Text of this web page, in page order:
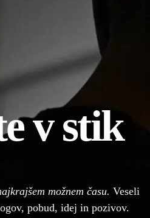
v stik
možnem času. Veseli
pobud, idej in pozivov.